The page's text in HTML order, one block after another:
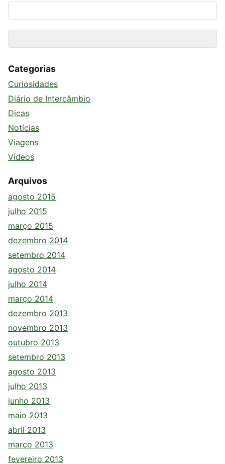
Categorias
Curiosidades
Diário de Intercâmbio
Dicas
Notícias
Viagens
Vídeos
Arquivos
agosto 2015
julho 2015
março 2015
dezembro 2014
setembro 2014
agosto 2014
julho 2014
março 2014
dezembro 2013
novembro 2013
outubro 2013
setembro 2013
agosto 2013
julho 2013
junho 2013
maio 2013
abril 2013
março 2013
fevereiro 2013